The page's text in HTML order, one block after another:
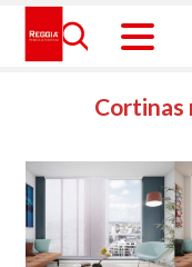
Skip
content
Cortinas